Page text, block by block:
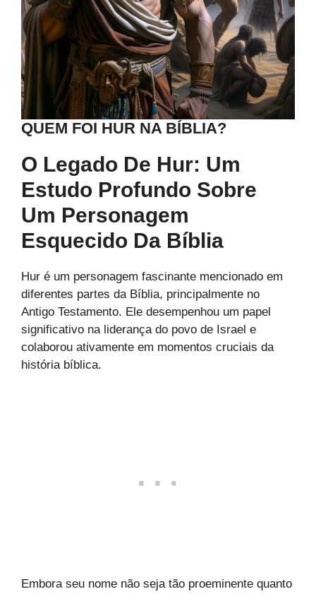
QUEM FOI HUR NA BÍBLIA?
O Legado De Hur: Um
Estudo Profundo Sobre
Um Personagem
Esquecido Da Bíblia
Hur é um personagem fascinante mencionado em
diferentes partes da Bíblia, principalmente no
Antigo Testamento. Ele desempenhou um papel
significativo na liderança do povo de Israel e
colaborou ativamente em momentos cruciais da
história bíblica.
Embora seu nome não seja tão proeminente quanto